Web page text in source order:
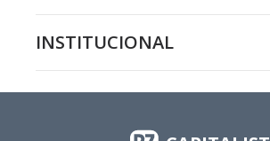
INSTITUCIONAL